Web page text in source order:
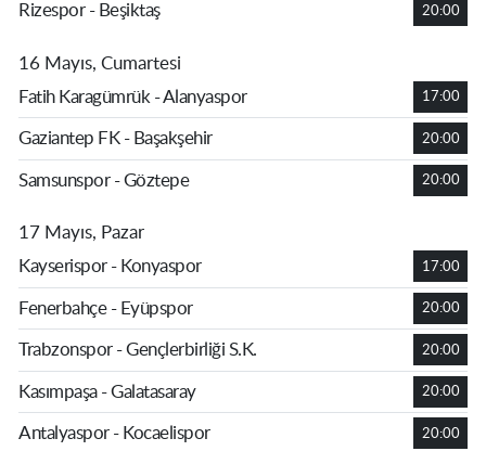
Rizespor - Beşiktaş
20:00
16 Mayıs, Cumartesi
Fatih Karagümrük - Alanyaspor
17:00
Gaziantep FK - Başakşehir 20:00
Samsunspor - Göztepe 20:00
17 Mayıs, Pazar
Kayserispor - Konyaspor
17:00
Fenerbahçe - Eyüpspor 20:00
Trabzonspor - Gençlerbirliği S.K. 20:00
Kasımpaşa - Galatasaray 20:00
Antalyaspor - Kocaelispor 20:00